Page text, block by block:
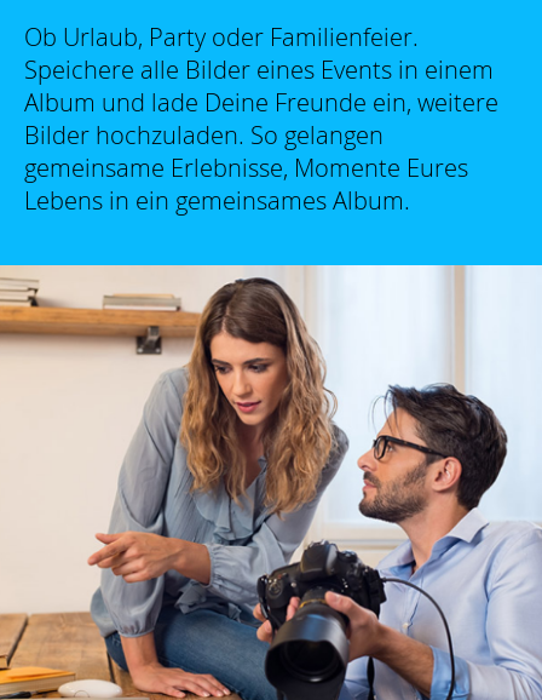
Ob Urlaub, Party oder Familienfeier.
Speichere alle Bilder eines Events in einem
Album und lade Deine Freunde ein, weitere
Bilder hochzuladen. So gelangen
gemeinsame Erlebnisse, Momente Eures
Lebens in ein gemeinsames Album.